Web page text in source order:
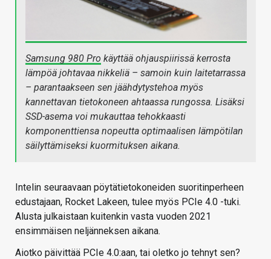
Samsung 980 Pro käyttää ohjauspiirissä kerrosta
lämpöä johtavaa nikkeliä – samoin kuin laitetarrassa
– parantaakseen sen jäähdytystehoa myös
kannettavan tietokoneen ahtaassa rungossa. Lisäksi
SSD-asema voi mukauttaa tehokkaasti
komponenttiensa nopeutta optimaalisen lämpötilan
säilyttämiseksi kuormituksen aikana.
Intelin seuraavaan pöytätietokoneiden suoritinperheen
edustajaan, Rocket Lakeen, tulee myös PCIe 4.0 -tuki.
Alusta julkaistaan kuitenkin vasta vuoden 2021
ensimmäisen neljänneksen aikana.
Aiotko päivittää PCIe 4.0:aan, tai oletko jo tehnyt sen?